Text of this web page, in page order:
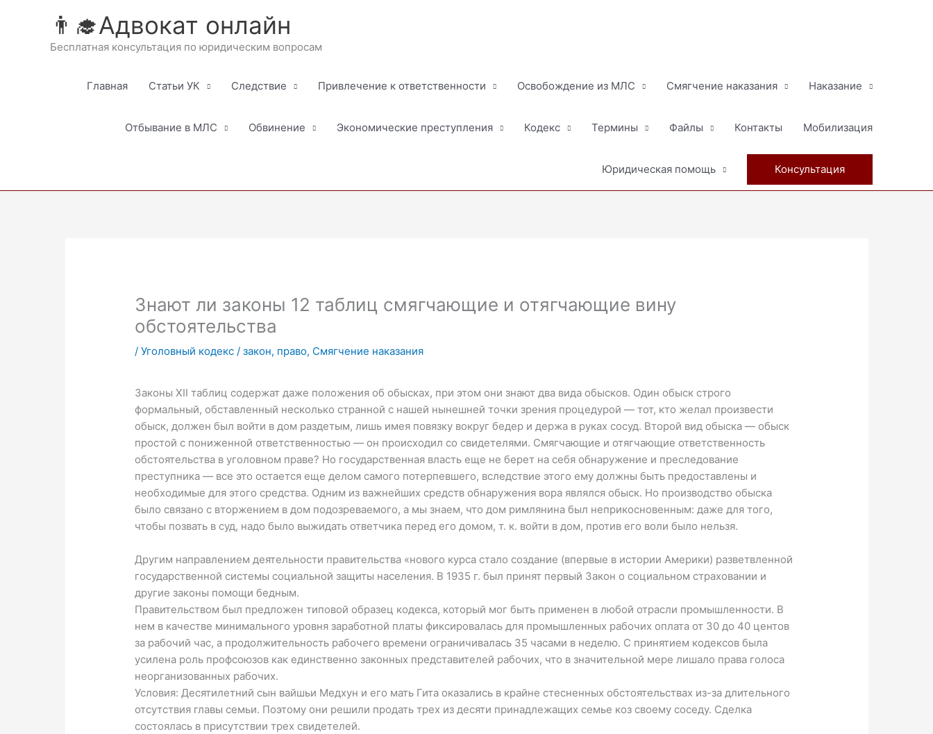
содержимому
👨‍🎓Адвокат онлайн
Бесплатная консультация по юридическим вопросам
Главная Статьи УК Следствие Привлечение к ответственности Освобождение из МЛС Смягчение наказания Наказание
Отбывание в МЛС Обвинение Экономические преступления Кодекс Термины Файлы Контакты Мобилизация
Юридическая помощь Консультация
Знают ли законы 12 таблиц смягчающие и отягчающие вину
обстоятельства
/ Уголовный кодекс/ закон, право, Смягчение наказания
Законы XII таблиц содержат даже положения об обысках, при этом они знают два вида обысков. Один обыск строго
формальный, обставленный несколько странной с нашей нынешней точки зрения процедурой — тот, кто желал произвести
обыск, должен был войти в дом раздетым, лишь имея повязку вокруг бедер и держа в руках сосуд. Второй вид обыска — обыск
простой с пониженной ответственностью — он происходил со свидетелями. Смягчающие и отягчающие ответственность
обстоятельства в уголовном праве? Но государственная власть еще не берет на себя обнаружение и преследование
преступника — все это остается еще делом самого потерпевшего, вследствие этого ему должны быть предоставлены и
необходимые для этого средства. Одним из важнейших средств обнаружения вора являлся обыск. Но производство обыска
было связано с вторжением в дом подозреваемого, а мы знаем, что дом римлянина был неприкосновенным: даже для того,
чтобы позвать в суд, надо было выжидать ответчика перед его домом, т. к. войти в дом, против его воли было нельзя.
Другим направлением деятельности правительства «нового курса стало создание (впервые в истории Америки) разветвленной
государственной системы социальной защиты населения. В 1935 г. был принят первый Закон о социальном страховании и
другие законы помощи бедным.
Правительством был предложен типовой образец кодекса, который мог быть применен в любой отрасли промышленности. В
нем в качестве минимального уровня заработной платы фиксировалась для промышленных рабочих оплата от 30 до 40 центов
за рабочий час, а продолжительность рабочего времени ограничивалась 35 часами в неделю. С принятием кодексов была
усилена роль профсоюзов как единственно законных представителей рабочих, что в значительной мере лишало права голоса
неорганизованных рабочих.
Условия: Десятилетний сын вайшьи Медхун и его мать Гита оказались в крайне стесненных обстоятельствах из-за длительного
отсутствия главы семьи. Поэтому они решили продать трех из десяти принадлежащих семье коз своему соседу. Сделка
состоялась в присутствии трех свидетелей.